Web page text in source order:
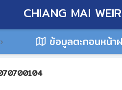
CHIANG MAI
ข้อมูลตะกอนหน้า